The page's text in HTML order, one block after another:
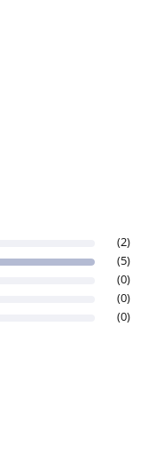
(2)
(5)
(0)
(0)
(0)